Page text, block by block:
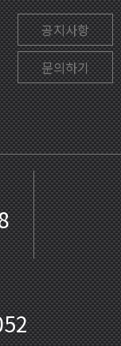
공지사항
문의하기